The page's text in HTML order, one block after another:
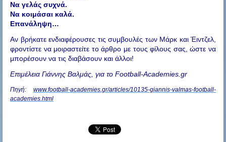
Να γελάς συχνά.
Να κοιμάσαι καλά.
Επανάληψη…
Αν βρήκατε ενδιαφέρουσες τις συμβουλές των Μάρκ και Έιντζελ,
φροντίστε να μοιραστείτε το άρθρο με τους φίλους σας, ώστε να
μπορέσουν να τις διαβάσουν και άλλοι!
Επιμέλεια Γιάννης Βαλμάς, για το Football-Academies.gr
Πηγή: www.football-academies.gr/articles/10135-giannis-valmas-football-
academies.html